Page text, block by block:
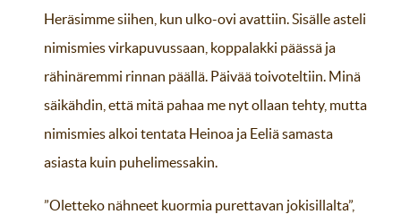
Heräsimme siihen, kun ulko-ovi avattiin. Sisälle asteli
nimismies virkapuvussaan, koppalakki päässä ja
rähinäremmi rinnan päällä. Päivää toivoteltiin. Minä
säikähdin, että mitä pahaa me nyt ollaan tehty, mutta
nimismies alkoi tentata Heinoa ja Eeliä samasta
asiasta kuin puhelimessakin.
”Oletteko nähneet kuormia purettavan jokisillalta”,